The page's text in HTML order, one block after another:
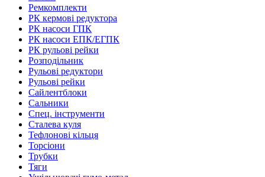
Ремкомплекти
РК кермові редуктора
РК насоси ГПК
РК насоси ЕПК/ЕГПК
РК рульові рейки
Розподільник
Рульові редуктори
Рульові рейки
Сайлентблоки
Сальники
Спец. інструменти
Сталева куля
Тефлонові кільця
Торсіони
Трубки
Тяги